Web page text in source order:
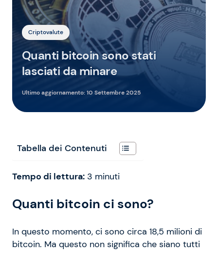
Criptovalute
Quanti bitcoin sono stati
lasciati da minare
Ultimo aggiornamento:10 Settembre 2025
Tabella dei Contenuti
Tempo di lettura: 3 minuti
Quanti bitcoin ci sono?
In questo momento, ci sono circa 18,5 milioni di
bitcoin. Ma questo non significa che siano tutti